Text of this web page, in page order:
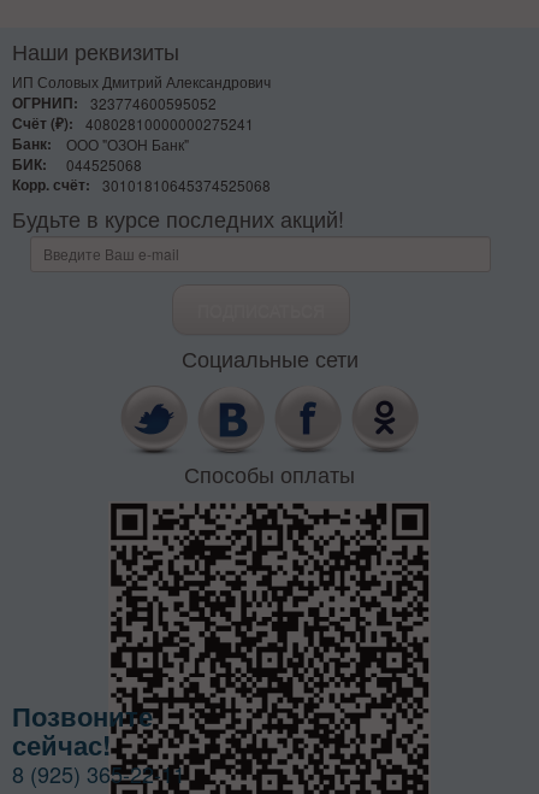
Наши реквизиты
ИП Соловых Дмитрий Александрович
ОГРНИП:
323774600595052
Счёт (₽):
40802810000000275241
Банк:
ООО "ОЗОН Банк"
БИК:
044525068
Корр. счёт:
30101810645374525068
Будьте в курсе последних акций!
Социальные сети
Способы оплаты
Позвоните
сейчас!
8 (925) 365-22-11